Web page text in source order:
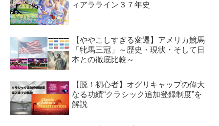
ィアラライン３７年史
【ややこしすぎる変遷】アメリカ競馬
「牝馬三冠」～歴史・現状・そして日
本との徹底比較～
【脱！初心者】オグリキャップの偉大
なる功績“クラシック追加登録制度”を
解説